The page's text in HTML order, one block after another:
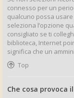
connesso per un
qualcuno possa
seleziona l’opzione
consigliato se ti
biblioteca, Internet
significa che un
Top
Che cosa provoca